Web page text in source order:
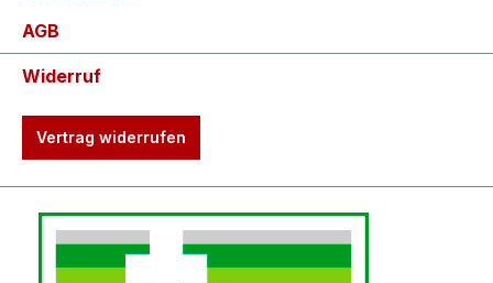
AGB
Widerruf
Vertrag widerrufen